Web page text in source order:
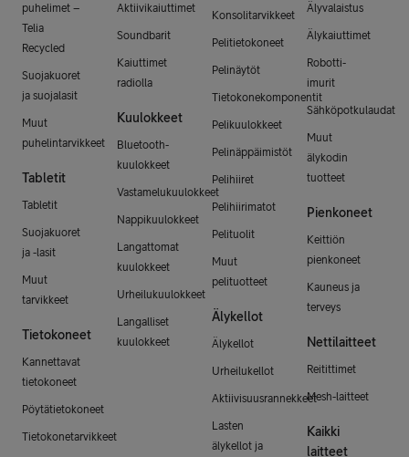
puhelimet –
Telia
Recycled
Suojakuoret
ja suojalasit
Muut
puhelintarvikkeet
Tabletit
Tabletit
Suojakuoret
ja -lasit
Muut
tarvikkeet
Tietokoneet
Kannettavat
tietokoneet
Pöytätietokoneet
Tietokonetarvikkeet
Aktiivikaiuttimet
Soundbarit
Kaiuttimet
radiolla
Kuulokkeet
Bluetooth-
kuulokkeet
Vastamelukuulokkeet
Nappikuulokkeet
Langattomat
kuulokkeet
Urheilukuulokkeet
Langalliset
kuulokkeet
Konsolitarvikkeet
Pelitietokoneet
Pelinäytöt
Tietokonekomponentit
Pelikuulokkeet
Pelinäppäimistöt
Pelihiiret
Pelihiirimatot
Pelituolit
Muut
pelituotteet
Älykellot
Älykellot
Urheilukellot
Aktiivisuusrannekkeet
Lasten
älykellot ja
Älyvalaistus
Älykaiuttimet
Robotti-
imurit
Sähköpotkulaudat
Muut
älykodin
tuotteet
Pienkoneet
Keittiön
pienkoneet
Kauneus ja
terveys
Nettilaitteet
Reitittimet
Mesh-laitteet
Kaikki
laitteet